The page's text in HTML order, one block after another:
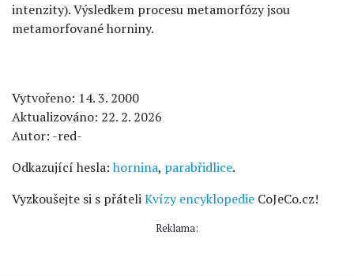
intenzity). Výsledkem procesu metamorfózy jsou
metamorfované horniny.
Vytvořeno: 14. 3. 2000
Aktualizováno: 22. 2. 2026
Autor: -red-
Odkazující hesla: hornina, parabřidlice.
Vyzkoušejte si s přáteliKvízy encyklopedie CoJeCo.cz!
Reklama: